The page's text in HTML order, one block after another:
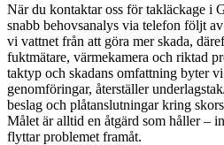
När du kontaktar oss för takläckage i
snabb behovsanalys via telefon följt
vi vattnet från att göra mer skada,
fuktmätare, värmekamera och riktad
taktyp och skadans omfattning byter
genomföringar, återställer
beslag och plåtanslutningar kring
Målet är alltid en åtgärd som håller –
flyttar problemet framåt.